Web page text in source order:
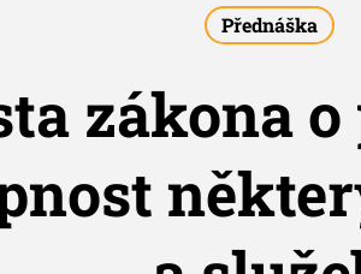
Přednáška
zákona